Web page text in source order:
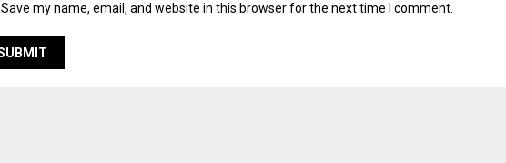
Save my name, email, and website in this browser for the next time I comment.